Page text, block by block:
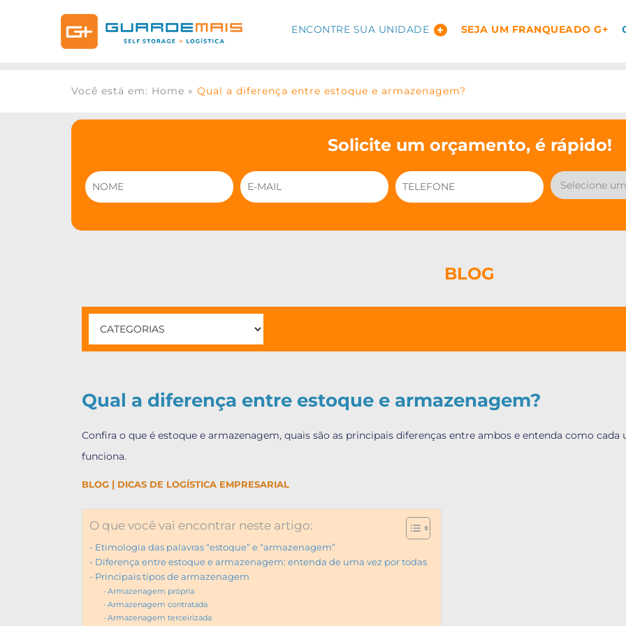
ENCONTRE SUA UNIDADE SEJA UM FRANQUEADO G+
Você está em: Home » Qual a diferença entre estoque e armazenagem?
Solicite um orçamento, é rápido!
BLOG
Qual a diferença entre estoque e armazenagem?
Confira o que é estoque e armazenagem, quais são as principais diferenças entre ambos e entenda como cada
funciona.
BLOG | DICAS DE LOGÍSTICA EMPRESARIAL
O que você vai encontrar neste artigo:
Etimologia das palavras “estoque” e “armazenagem”
Diferença entre estoque e armazenagem: entenda de uma vez por todas
Principais tipos de armazenagem
Armazenagem própria
Armazenagem contratada
Armazenagem terceirizada